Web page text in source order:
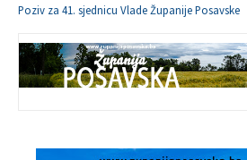
Poziv za 41. sjednicu Vlade Županije Posavske